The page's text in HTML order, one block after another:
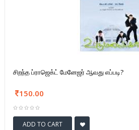
சிறந்த ப்ராஜெக்ட் மேனேஜர் ஆவது எப்படி?
150.00
ADD TO CART